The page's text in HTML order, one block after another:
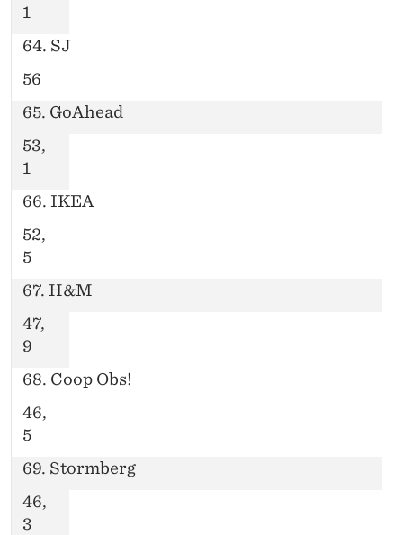
1
64. SJ
56
65. GoAhead
53,
1
66. IKEA
52,
5
67. H&M
47,
9
68. Coop Obs!
46,
5
69. Stormberg
46,
3